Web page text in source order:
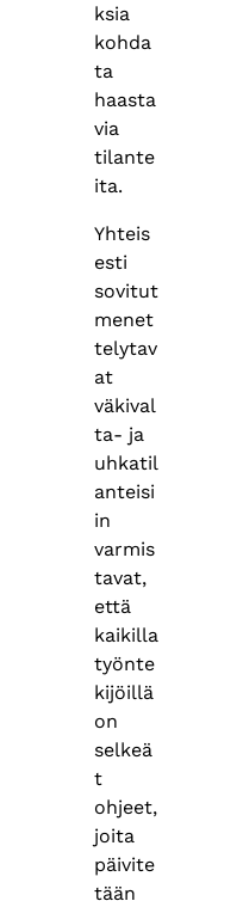
ksia
kohda
ta
haasta
via
tilante
ita.
Yhteis
esti
sovitut
menet
telytav
at
väkival
ta- ja
uhkatil
anteisi
in
varmis
tavat,
että
kaikilla
työnte
kijöillä
on
selkeä
t
ohjeet,
joita
päivite
tään